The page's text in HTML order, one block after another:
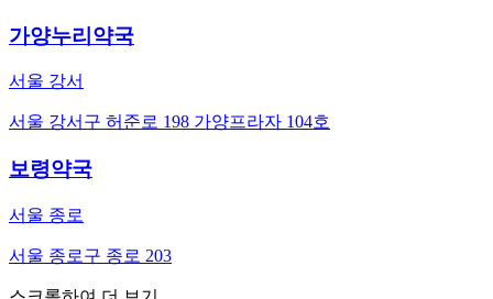
가양누리약국
서울 강서
서울 강서구 허준로 198 가양프라자 104호
보령약국
서울 종로
서울 종로구 종로 203